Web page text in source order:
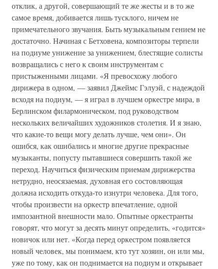
отклик, а другой, совершающий те же жесты и в то же
самое время, добивается лишь тусклого, ничем не
примечательного звучания. Быть музыкальным гением не
достаточно. Начиная с Бетховена, композиторы терпели
на подиуме унижение за унижением, блестящие солисты
возвращались с него к своим инструментам с
пристыженными лицами. «Я превосхожу любого
дирижера в одном, — заявил Джеймс Гэлуэй, с надеждой
всходя на подиум, — я играл в лучшем оркестре мира, в
Берлинском филармоническом, под руководством
нескольких величайших художников столетия. И я знаю,
что какие-то вещи могу делать лучше, чем они». Он
ошибся, как ошибались и многие другие прекрасные
музыканты, попусту пытавшиеся совершить такой же
переход. Научиться физическим приемам дирижерства
нетрудно, неосязаемая, духовная его состовляющая
должна исходить откуда-то изнутри человека. Для того,
чтобы произвести на оркестр впечатление, одной
импозантной внешности мало. Опытные оркестранты
говорят, что могут за десять минут определить, «годится»
новичок или нет. «Когда перед оркестром появляется
новый человек, мы понимаем, кто тут хозяин, он или мы,
уже по тому, как он поднимается на подиум и открывает